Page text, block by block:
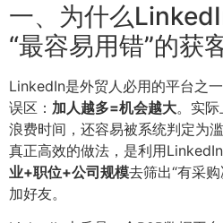
一、为什么
“最容易用错”的获
LinkedIn是外贸人必用的平台之
误区： 加人越多=机会越大。实际
浪费时间，还容易被系统判定为滥
真正高效的做法，是利用LinkedIn
业+职位+公司规模去筛出“有采
加好友。